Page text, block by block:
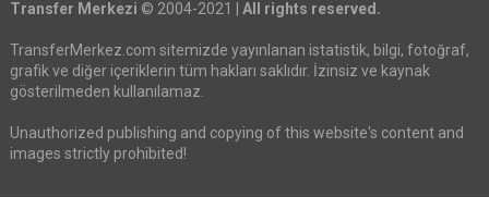
Transfer Merkezi © 2004-2021 | All rights reserved.
TransferMerkez.com sitemizde yayınlanan istatistik, bilgi, fotoğraf,
grafik ve diğer içeriklerin tüm hakları saklıdır. İzinsiz ve kaynak
gösterilmeden kullanılamaz.
Unauthorized publishing and copying of this website's content and
images strictly prohibited!